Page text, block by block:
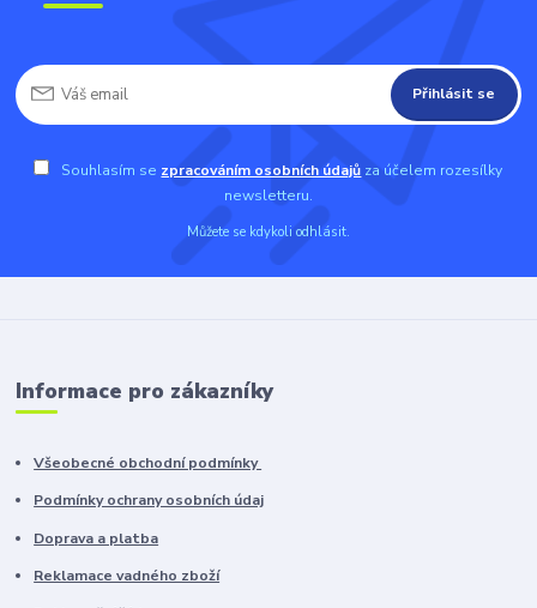
Přihlásit se
Souhlasím se zpracováním osobních údajů za účelem rozesílky
newsletteru.
Můžete se kdykoli odhlásit.
Informace pro zákazníky
Všeobecné obchodní podmínky
Podmínky ochrany osobních údaj
Doprava a platba
Reklamace vadného zboží